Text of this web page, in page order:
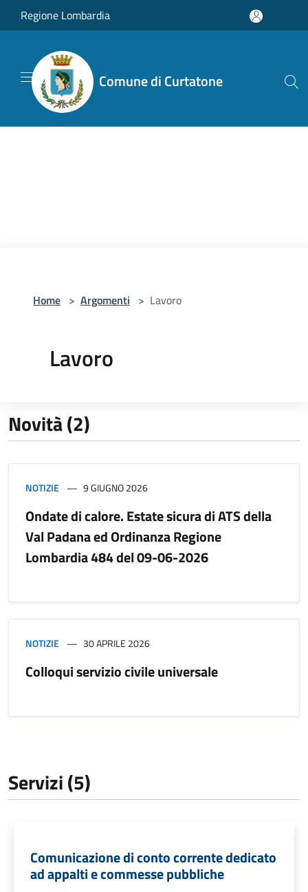
Salta al contenuto principale
Regione Lombardia
Comune di Curtatone
Home > Argomenti > Lavoro
Lavoro
Novità (2)
NOTIZIE 9 GIUGNO 2026
Ondate di calore. Estate sicura di ATS della
Val Padana ed Ordinanza Regione
Lombardia 484 del 09-06-2026
NOTIZIE 30 APRILE 2026
Colloqui servizio civile universale
Servizi (5)
Comunicazione di conto corrente dedicato
ad appalti e commesse pubbliche